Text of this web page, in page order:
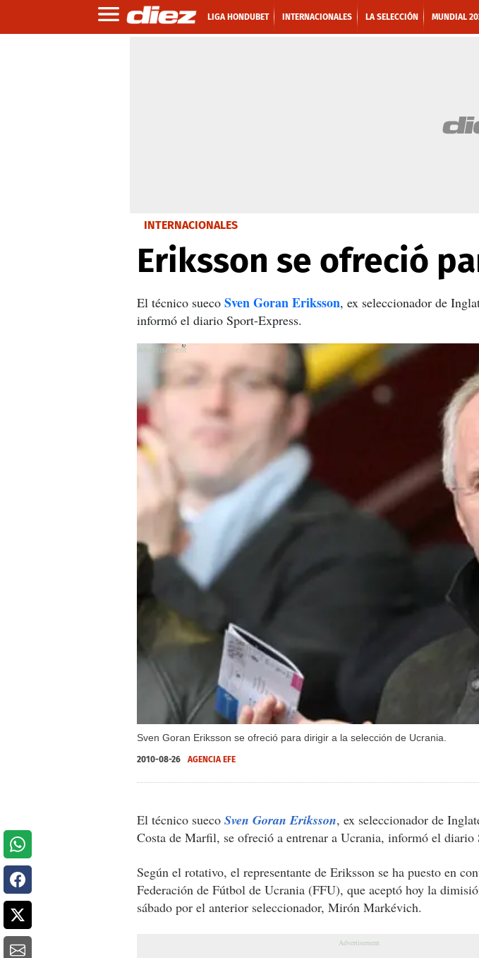
LIGA HONDUBET INTERNACIONALES LA SELECCIÓN MUNDIAL
INTERNACIONALES
Eriksson se ofreció
El técnico sueco Sven Goran Eriksson, ex seleccionador de
informó el diario Sport-Express.
Sven Goran Eriksson se ofreció para dirigir a la selección de Ucrania.
X
2010-08-26 AGENCIA EFE
El técnico sueco Sven Goran Eriksson, ex seleccionador de
Costa de Marfil, se ofreció a entrenar a Ucrania, informó el diario
Según el rotativo, el representante de Eriksson se ha puesto en
Federación de Fútbol de Ucrania (FFU), que aceptó hoy la
sábado por el anterior seleccionador, Mirón Markévich.